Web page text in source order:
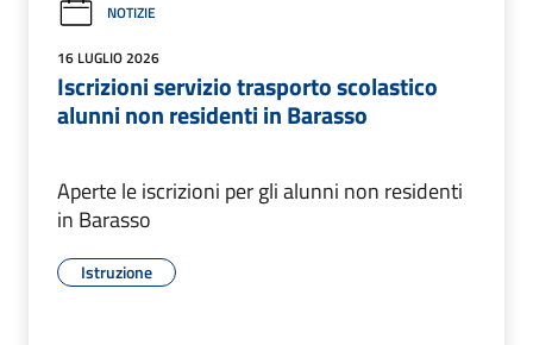
NOTIZIE
16 LUGLIO 2026
Iscrizioni servizio trasporto scolastico
alunni non residenti in Barasso
Aperte le iscrizioni per gli alunni non residenti
in Barasso
Istruzione